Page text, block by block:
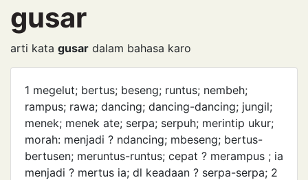
gusar
arti kata gusar dalam bahasa karo
1 megelut; bertus; beseng; runtus; nembeh;
rampus; rawa; dancing; dancing-dancing; jungil;
menek; menek ate; serpa; serpuh; merintip ukur;
morah: menjadi ? ndancing; mbeseng; bertus-
bertusen; meruntus-runtus; cepat ? merampus ; ia
menjadi ? mertus ia; dl keadaan ? serpa-serpa; 2